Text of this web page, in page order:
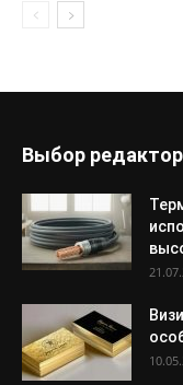
Выбор